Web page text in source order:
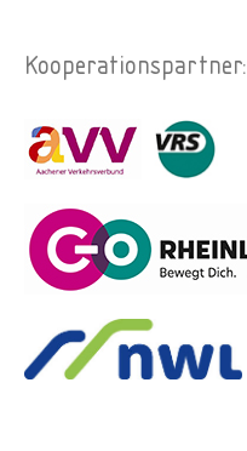
Kooperationspartner: